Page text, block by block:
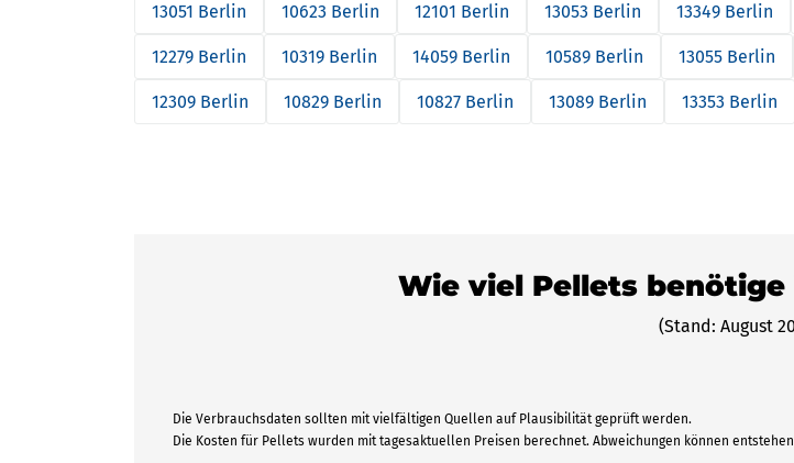
13051 Berlin 10623 Berlin 12101 Berlin 13053 Berlin 13349 Berlin
12279 Berlin 10319 Berlin 14059 Berlin 10589 Berlin 13055 Berlin
12309 Berlin 10829 Berlin 10827 Berlin 13089 Berlin 13353 Berlin
Wie viel Pellets benötige
(Stand: August
Die Verbrauchsdaten sollten mit vielfältigen Quellen auf Plausibilität geprüft werden.
Die Kosten für Pellets wurden mit tagesaktuellen Preisen berechnet. Abweichungen können